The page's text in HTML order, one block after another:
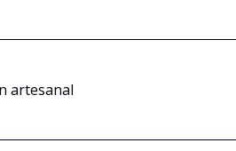
artesanal